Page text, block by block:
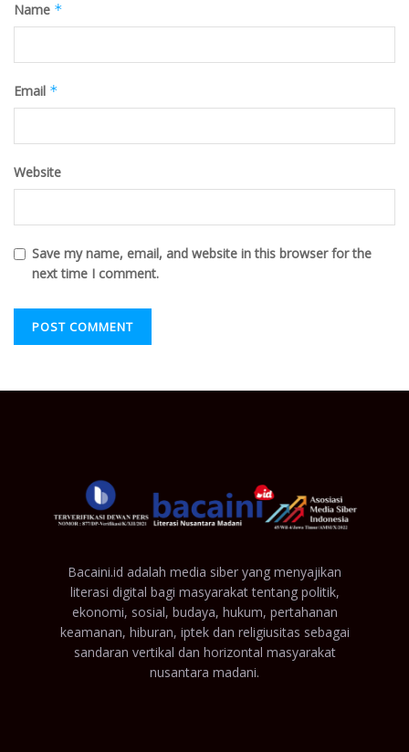
Name *
Email *
Website
Save my name, email, and website in this browser for the
next time I comment.
Bacaini.id adalah media siber yang menyajikan
literasi digital bagi masyarakat tentang politik,
ekonomi, sosial, budaya, hukum, pertahanan
keamanan, hiburan, iptek dan religiusitas sebagai
sandaran vertikal dan horizontal masyarakat
nusantara madani.